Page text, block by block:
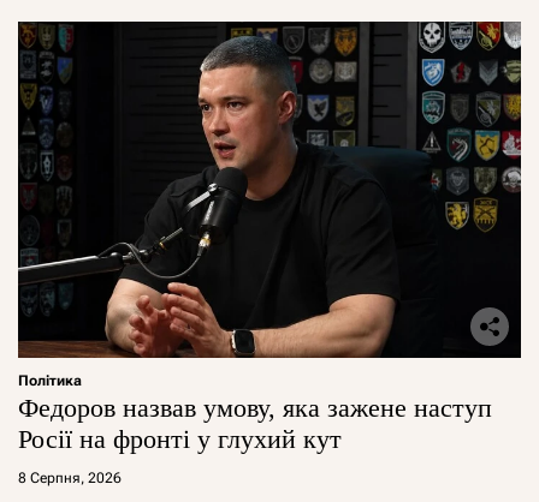
Політика
Федоров назвав умову, яка зажене наступ
Росії на фронті у глухий кут
8 Серпня, 2026